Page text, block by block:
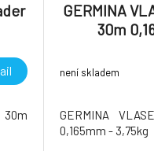
GERMINA
30m
není skladem
GERMINA
0,165mm - 3,75kg